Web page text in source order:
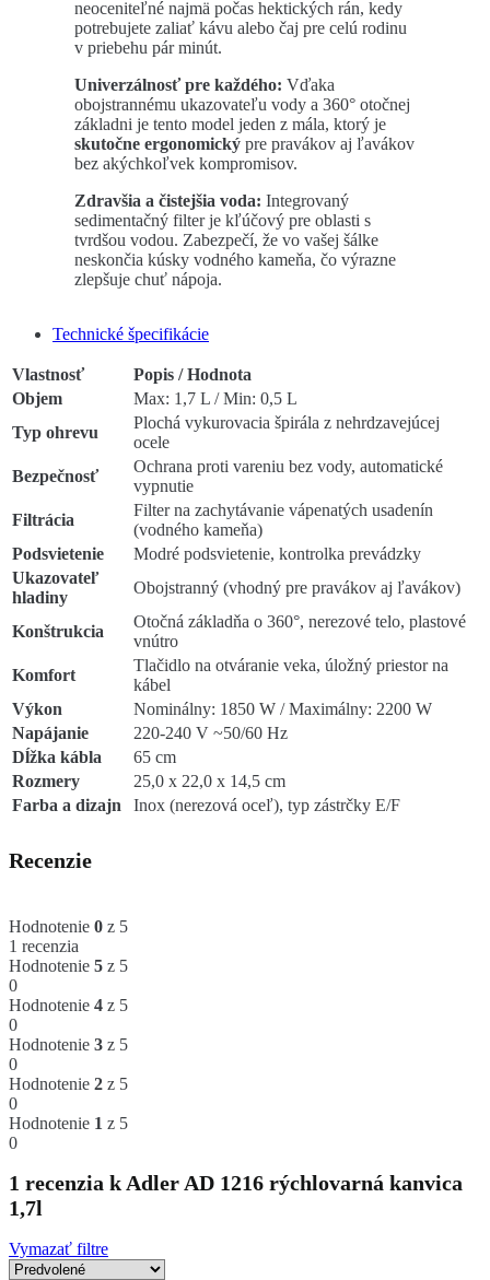
neoceniteľné najmä počas hektických rán, kedy
potrebujete zaliať kávu alebo čaj pre celú rodinu
v priebehu pár minút.
Univerzálnosť pre každého: Vďaka
obojstrannému ukazovateľu vody a 360° otočnej
základni je tento model jeden z mála, ktorý je
skutočne ergonomický pre pravákov aj ľavákov
bez akýchkoľvek kompromisov.
Zdravšia a čistejšia voda: Integrovaný
sedimentačný filter je kľúčový pre oblasti s
tvrdšou vodou. Zabezpečí, že vo vašej šálke
neskončia kúsky vodného kameňa, čo výrazne
zlepšuje chuť nápoja.
Technické špecifikácie
Vlastnosť
Popis / Hodnota
Objem
Max: 1,7 L / Min: 0,5 L
Typ ohrevu
Plochá vykurovacia špirála z nehrdzavejúcej
ocele
Bezpečnosť
Ochrana proti vareniu bez vody, automatické
vypnutie
Filtrácia
Filter na zachytávanie vápenatých usadenín
(vodného kameňa)
Podsvietenie
Modré podsvietenie, kontrolka prevádzky
Ukazovateľ
hladiny
Obojstranný (vhodný pre pravákov aj ľavákov)
Konštrukcia
Otočná základňa o 360°, nerezové telo, plastové
vnútro
Komfort
Tlačidlo na otváranie veka, úložný priestor na
kábel
Výkon
Nominálny: 1850 W / Maximálny: 2200 W
Napájanie
220-240 V ~50/60 Hz
Dĺžka kábla
65 cm
Rozmery
25,0 x 22,0 x 14,5 cm
Farba a dizajn
Inox (nerezová oceľ), typ zástrčky E/F
Recenzie
Hodnotenie 0 z 5
1 recenzia
Hodnotenie 5 z 5
0
Hodnotenie 4 z 5
0
Hodnotenie 3 z 5
0
Hodnotenie 2 z 5
0
Hodnotenie 1 z 5
0
1 recenzia k Adler AD 1216 rýchlovarná kanvica
1,7l
Vymazať filtre